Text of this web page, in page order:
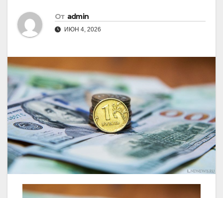
От admin
ИЮН 4, 2026